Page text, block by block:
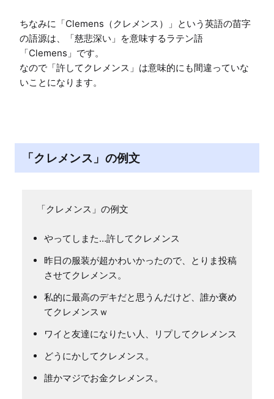
ちなみに「Clemens（クレメンス）」という英語の苗字
の語源は、「慈悲深い」を意味するラテン語
「Clemens」です。
なので「許してクレメンス」は意味的にも間違っていな
いことになります。
「クレメンス」の例文
「クレメンス」の例文
やってしまた…許してクレメンス
昨日の服装が超かわいかったので、とりま投稿
させてクレメンス。
私的に最高のデキだと思うんだけど、誰か褒め
てクレメンスｗ
ワイと友達になりたい人、リプしてクレメンス
どうにかしてクレメンス。
誰かマジでお金クレメンス。